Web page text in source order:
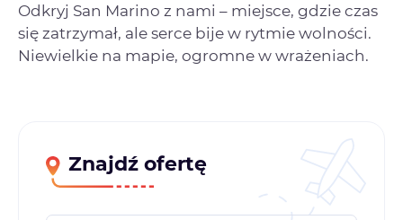
Odkryj San Marino z nami – miejsce, gdzie czas
się zatrzymał, ale serce bije w rytmie wolności.
Niewielkie na mapie, ogromne w wrażeniach.
Znajdź ofertę